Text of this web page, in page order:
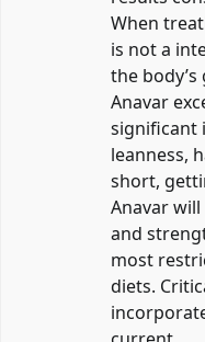
When
is not a
the
Anavar
significant
leanness,
short,
Anavar
and
most
diets.